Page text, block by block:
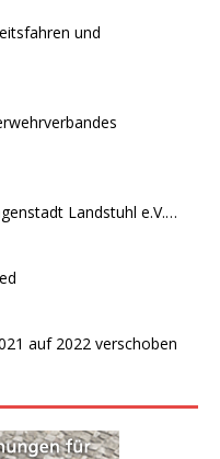
und
Landstuhl e.V.…
auf 2022 verschoben